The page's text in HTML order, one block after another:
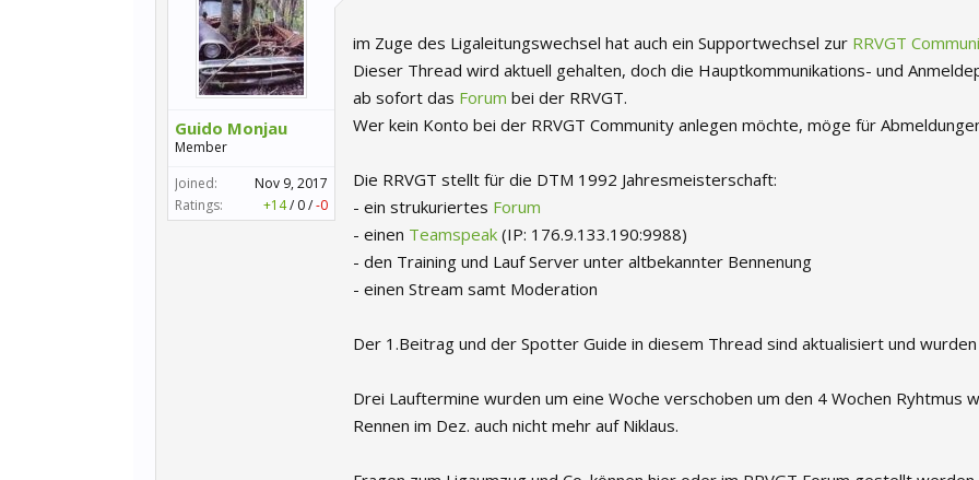
Guido Monjau
Member
Joined:
Nov 9, 2017
Ratings:
+14/ 0/-0
im Zuge des Ligaleitungswechsel hat auch ein Supportwechsel zur RRVGT
Dieser Thread wird aktuell gehalten, doch die Hauptkommunikations- und
ab sofort das Forum bei der RRVGT.
Wer kein Konto bei der RRVGT Community anlegen möchte, möge für
Die RRVGT stellt für die DTM 1992 Jahresmeisterschaft:
- ein strukuriertes Forum
- einen Teamspeak (IP: 176.9.133.190:9988)
- den Training und Lauf Server unter altbekannter Bennenung
- einen Stream samt Moderation
Der 1.Beitrag und der Spotter Guide in diesem Thread sind aktualisiert und
Drei Lauftermine wurden um eine Woche verschoben um den 4 Wochen Ryhtmus
Rennen im Dez. auch nicht mehr auf Niklaus.